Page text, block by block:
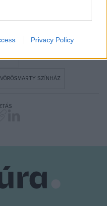
storage
authentication
Privacy Policy
VÖRÖSMARTY SZÍNHÁZ